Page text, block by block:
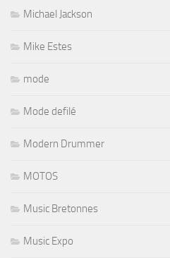
Michael Jackson
Mike Estes
mode
Mode defilé
Modern Drummer
MOTOS
Music Bretonnes
Music Expo